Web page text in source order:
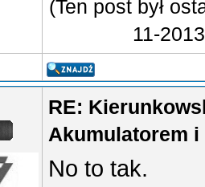
(Ten post był
11-
RE:
Akumulatorem
No to tak.